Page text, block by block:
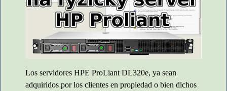
Los servidores HPE ProLiant DL320e, ya sean
adquiridos por los clientes en propiedad o bien dichos